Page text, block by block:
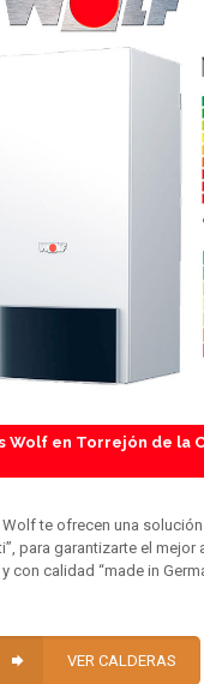
Wolf en Torrejón de la
te ofrecen una
para garantizarte el mejor
con calidad “made in
VER CALDERAS